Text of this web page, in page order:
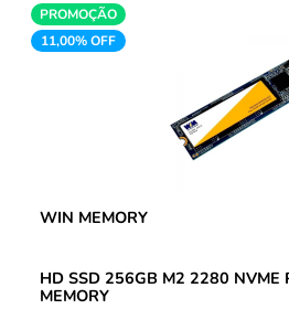
PROMOÇÃO
11,00% OFF
WIN MEMORY
HD SSD 256GB M2 2280 NVME PCIE 3.0 - WIN
MEMORY